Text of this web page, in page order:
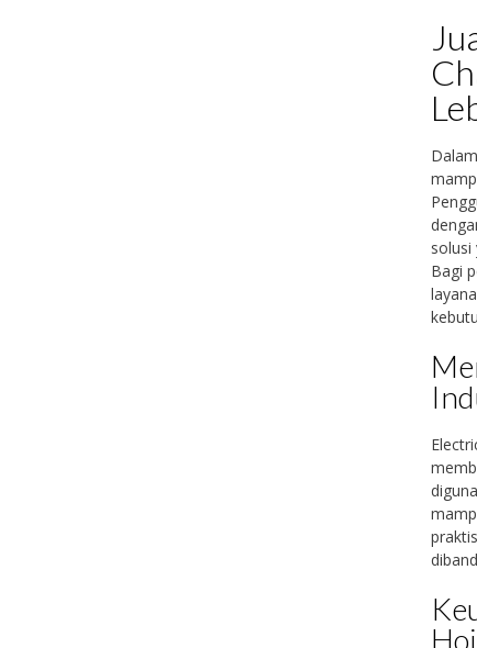
solusi
Bagi